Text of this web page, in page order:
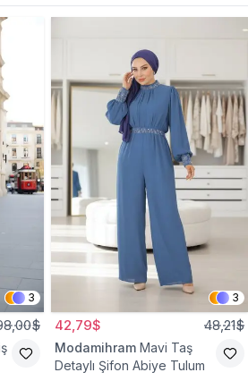
3 3
42,79$ 48,21$
Modamihram Mavi Taş
Detaylı Şifon Abiye Tulum